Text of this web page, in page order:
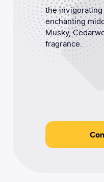
the invigorating
enchanting
Musky,
fragrance.